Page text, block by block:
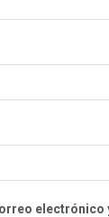
electrónico